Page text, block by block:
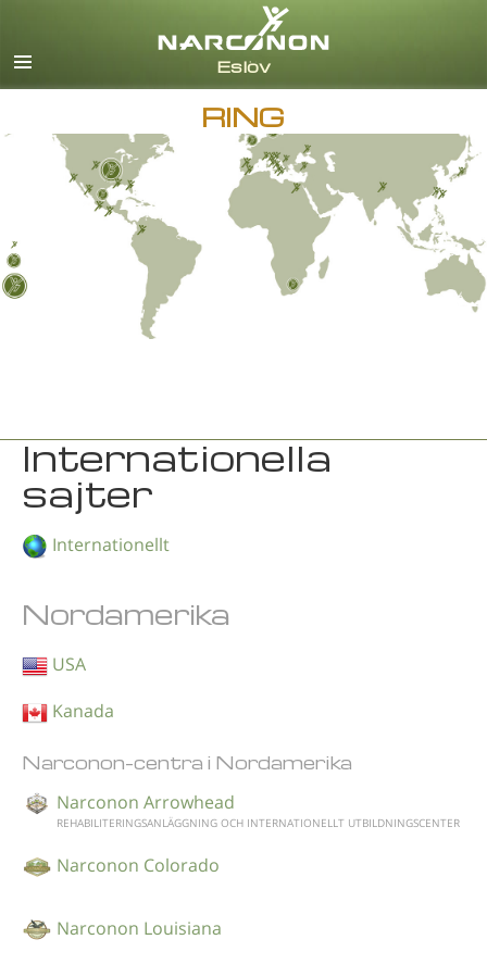
Svenska
RING
Internationella
sajter
Internationellt
Nordamerika
USA
Kanada
Narconon-centra i Nordamerika
Narconon Arrowhead
REHABILITERINGSANLÄGGNING OCH INTERNATIONELLT UTBILDNINGSCENTER
Narconon Colorado
Narconon Louisiana